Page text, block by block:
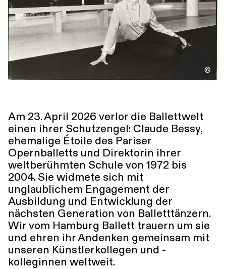
Führungen Jobs Kontakt
©
Am 23. April 2026 verlor die Ballettwelt
einen ihrer Schutzengel: Claude Bessy,
ehemalige Étoile des Pariser
Opernballetts und Direktorin ihrer
weltberühmten Schule von 1972 bis
2004. Sie widmete sich mit
unglaublichem Engagement der
Ausbildung und Entwicklung der
nächsten Generation von Balletttänzern.
Wir vom Hamburg Ballett trauern um sie
und ehren ihr Andenken gemeinsam mit
unseren Künstlerkollegen und -
kolleginnen weltweit.